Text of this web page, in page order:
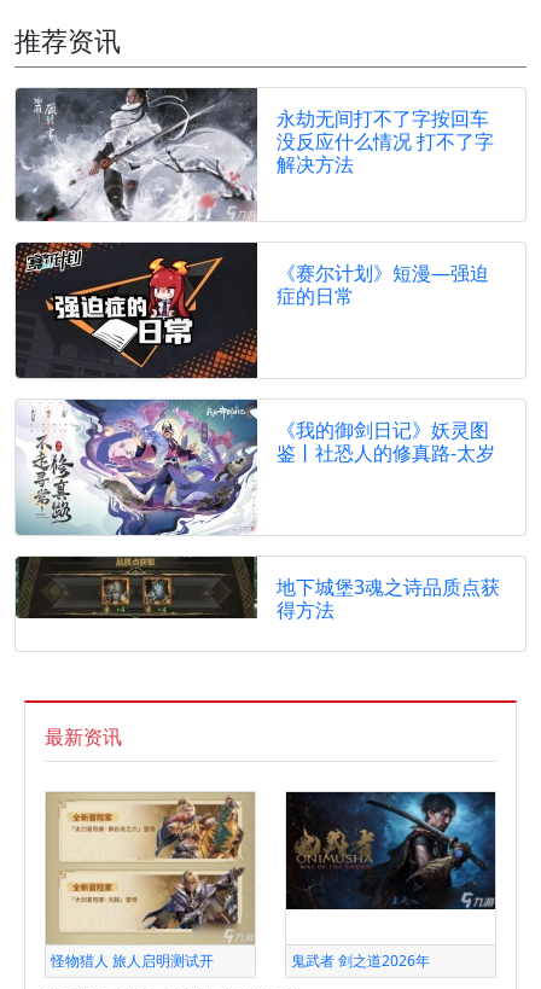
推荐资讯
永劫无间打不了字按回车
没反应什么情况 打不了字
解决方法
《赛尔计划》短漫—强迫
症的日常
《我的御剑日记》妖灵图
鉴丨社恐人的修真路-太岁
地下城堡3魂之诗品质点获
得方法
最新资讯
怪物猎人 旅人启明测试开 鬼武者 剑之道2026年